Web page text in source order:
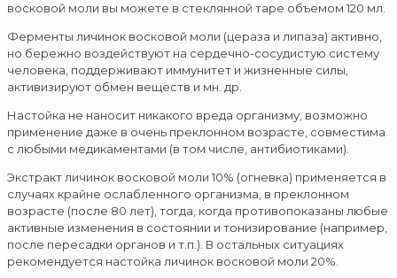
восковой моли вы можете в стеклянной таре объемом 120 мл.
Ферменты личинок восковой моли (цераза и липаза) активно,
но бережно воздействуют на сердечно-сосудистую систему
человека, поддерживают иммунитет и жизненные силы,
активизируют обмен веществ и мн. др.
Настойка не наносит никакого вреда организму, возможно
применение даже в очень преклонном возрасте, совместима
с любыми медикаментами (в том числе, антибиотиками).
Экстракт личинок восковой моли 10% (огневка) применяется в
случаях крайне ослабленного организма, в преклонном
возрасте (после 80 лет), тогда, когда противопоказаны любые
активные изменения в состоянии и тонизирование (например,
после пересадки органов и т.п.). В остальных ситуациях
рекомендуется настойка личинок восковой моли 20%.